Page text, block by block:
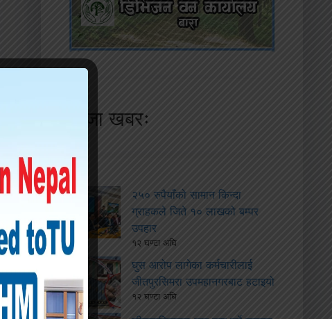
ताजा खबरः
२५० रुपैयाँको सामान किन्दा
ग्राहकले जिते १० लाखको बम्पर
उपहार
१२ घण्टा अघि
घुस आरोप लागेका कर्मचारीलाई
जीतपुरसिमरा उपमहानगरबाट हटाइयो
१२ घण्टा अघि